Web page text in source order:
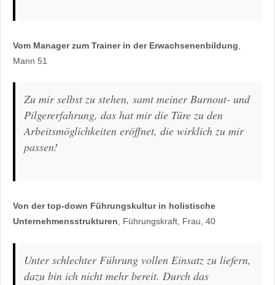
Vom Manager zum Trainer in der Erwachsenenbildung
Mann 51
Zu mir selbst zu stehen, samt meiner Burnout- und
Pilgererfahrung, das hat mir die Türe zu den
Arbeitsmöglichkeiten eröffnet, die wirklich zu mir
passen!
Von der top-down Führungskultur in holistische
Unternehmensstrukturen, Führungskraft, Frau, 40
Unter schlechter Führung vollen Einsatz zu liefern,
dazu bin ich nicht mehr bereit. Durch das